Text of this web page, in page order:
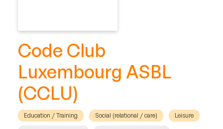
Code Club
Luxembourg ASBL
(CCLU)
Education / Training Social (relational / care) Leisure